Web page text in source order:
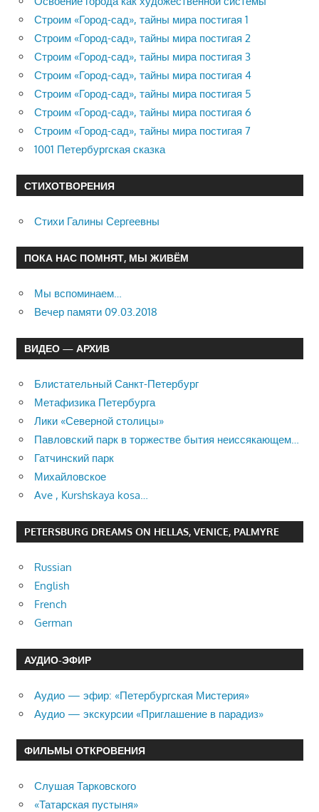
Строим «Город-сад», тайны мира постигая 1
Строим «Город-сад», тайны мира постигая 2
Строим «Город-сад», тайны мира постигая 3
Строим «Город-сад», тайны мира постигая 4
Строим «Город-сад», тайны мира постигая 5
Строим «Город-сад», тайны мира постигая 6
Строим «Город-сад», тайны мира постигая 7
1001 Петербургская сказка
СТИХОТВОРЕНИЯ
Стихи Галины Сергеевны
ПОКА НАС ПОМНЯТ, МЫ ЖИВЁМ
Мы вспоминаем…
Вечер памяти 09.03.2018
ВИДЕО — АРХИВ
Блистательный Санкт-Петербург
Метафизика Петербурга
Лики «Северной столицы»
Павловский парк в торжестве бытия неиссякающем…
Гатчинский парк
Михайловское
Ave , Kurshskaya kosa…
PETERSBURG DREAMS ON HELLAS, VENICE, PALMYRE
Russian
English
French
German
АУДИО-ЭФИР
Аудио — эфир: «Петербургская Мистерия»
Аудио — экскурсии «Приглашение в парадиз»
ФИЛЬМЫ ОТКРОВЕНИЯ
Слушая Тарковского
«Татарская пустыня»